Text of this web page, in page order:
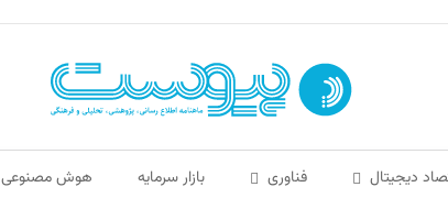
دیجیتال فناوری بازار سرمایه هوش مصنوعی